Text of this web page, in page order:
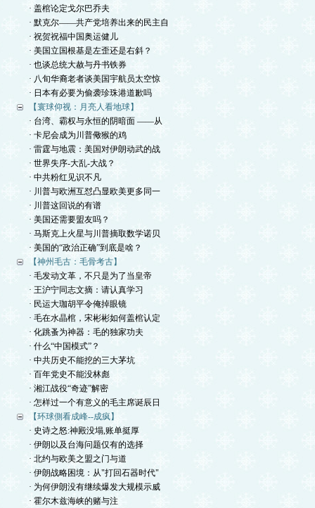
· 盖棺论定戈尔巴乔夫
· 默克尔——共产党培养出来的民主自
· 祝贺祝福中国奥运健儿
· 美国立国根基是左歪还是右斜？
· 也谈总统大赦与丹书铁券
· 八旬华裔老者谈美国宇航员太空惊
· 日本有必要为偷袭珍珠港道歉吗
【寰球仰视：月亮人看地球】
· 台湾、霸权与永恒的阴暗面 ——从
· 卡尼会成为川普儆猴的鸡
· 雷霆与地震：美国对伊朗动武的战
· 世界失序-大乱-大战？
· 中共粉红见识不凡
· 川普与欧洲互怼凸显欧美更多同一
· 川普这回说的有谱
· 美国还需要盟友吗？
· 马斯克上火星与川普摘取数学诺贝
· 美国的“政治正确”到底是啥？
【神州毛古：毛骨考古】
· 毛发动文革，不只是为了当皇帝
· 王沪宁同志文摘：请认真学习
· 民运大珈胡平令俺掉眼镜
· 毛在水晶棺，宋彬彬如何盖棺认定
· 化跳蚤为神器：毛的独家功夫
· 什么“中国模式”？
· 中共历史不能挖的三大茅坑
· 百年党史不能没林彪
· 湘江战役“奇迹”解密
· 怎样过一个有意义的毛主席诞辰日
【环球側看成峰--成疯】
· 史诗之怒:神殿没塌,账单挺厚
· 伊朗以及台海问题仅有的选择
· 北约与欧美之盟之门与道
· 伊朗战略困境：从"打回石器时代"
· 为何伊朗没有继续爆发大规模示威
· 霍尔木兹海峡的赌与注